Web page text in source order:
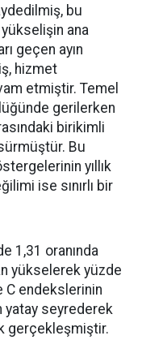
bu
ana
geçen ayın
hizmet
etmiştir. Temel
gerilerken
birikimli
Bu
yıllık
ise sınırlı bir
1,31 oranında
yükselerek yüzde
C endekslerinin
yatay seyrederek
gerçekleşmiştir.